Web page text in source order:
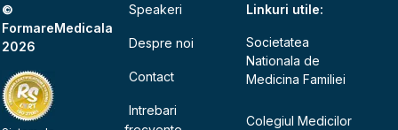
©
FormareMedicala
2026
Speakeri
Despre noi
Contact
Intrebari
Linkuri utile:
Societatea
Nationala de
Medicina Familiei
Colegiul Medicilor